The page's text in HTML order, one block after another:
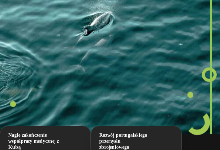
Nagłe zakończenie
współpracy medycznej z
Kubą
Rozwój portugalskiego
przemysłu
zbrojeniowego